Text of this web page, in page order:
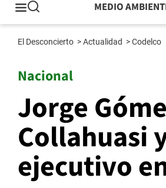
MEDIO
El Desconcierto >Actualidad >Codelco
Nacional
Jorge
Collahuasi
ejecutivo